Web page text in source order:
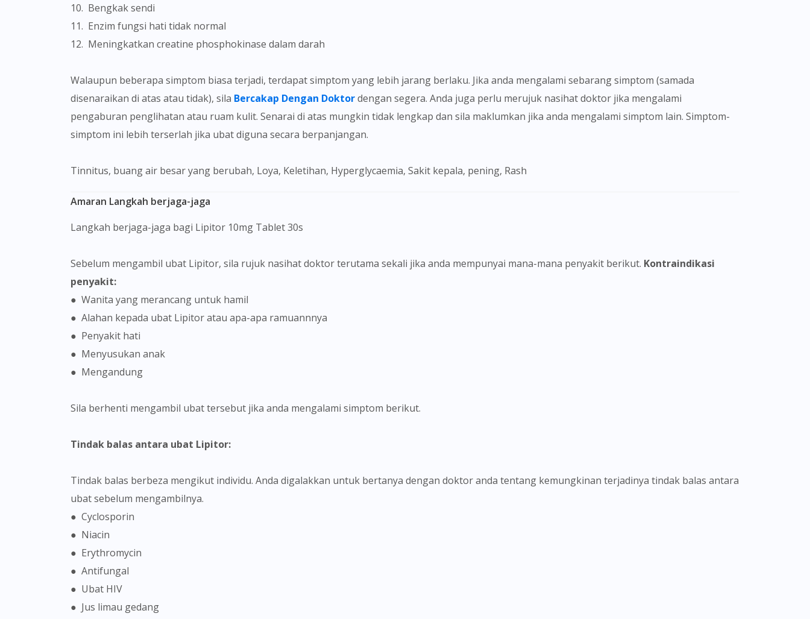
10. Bengkak sendi
11. Enzim fungsi hati tidak normal
12. Meningkatkan creatine phosphokinase dalam darah
Walaupun beberapa simptom biasa terjadi, terdapat simptom yang lebih jarang berlaku. Jika anda mengalami sebarang simptom (samada
disenaraikan di atas atau tidak), sila Bercakap Dengan Doktordengan segera. Anda juga perlu merujuk nasihat doktor jika mengalami
pengaburan penglihatan atau ruam kulit. Senarai di atas mungkin tidak lengkap dan sila maklumkan jika anda mengalami simptom lain. Simptom-
simptom ini lebih terserlah jika ubat diguna secara berpanjangan.
Tinnitus, buang air besar yang berubah, Loya, Keletihan, Hyperglycaemia, Sakit kepala, pening, Rash
Amaran Langkah berjaga-jaga
Langkah berjaga-jaga bagi Lipitor 10mg Tablet 30s
Sebelum mengambil ubat Lipitor, sila rujuk nasihat doktor terutama sekali jika anda mempunyai mana-mana penyakit berikut. Kontraindikasi
penyakit:
● Wanita yang merancang untuk hamil
● Alahan kepada ubat Lipitor atau apa-apa ramuannnya
● Penyakit hati
● Menyusukan anak
● Mengandung
Sila berhenti mengambil ubat tersebut jika anda mengalami simptom berikut.
Tindak balas antara ubat Lipitor:
Tindak balas berbeza mengikut individu. Anda digalakkan untuk bertanya dengan doktor anda tentang kemungkinan terjadinya tindak balas antara
ubat sebelum mengambilnya.
● Cyclosporin
● Niacin
● Erythromycin
● Antifungal
● Ubat HIV
● Jus limau gedang